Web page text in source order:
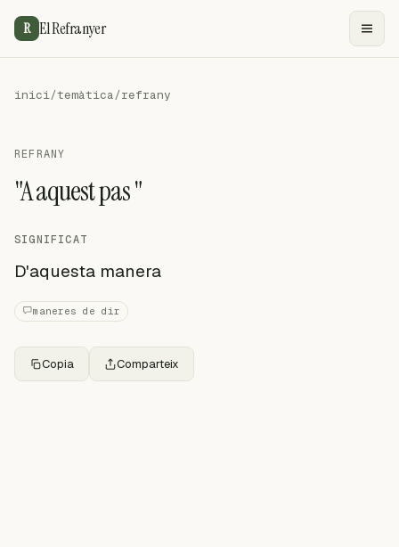
R El Refranyer
inici/temàtica/refrany
REFRANY
"A aquest pas "
SIGNIFICAT
D'aquesta manera
maneres de dir
Copia Comparteix